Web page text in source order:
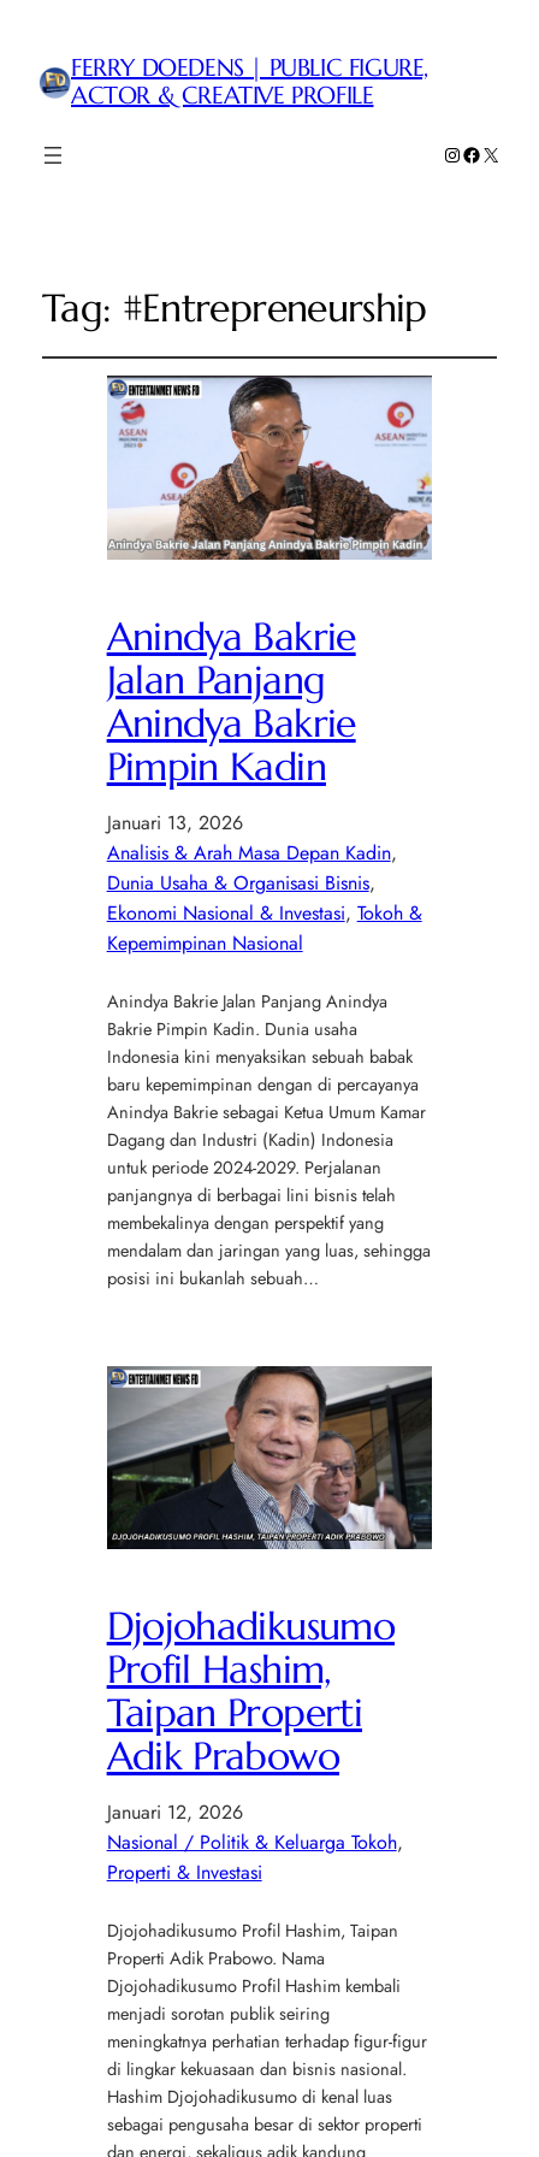
FERRY DOEDENS | PUBLIC FIGURE,
ACTOR & CREATIVE PROFILE
Instagram
Facebook
X
Tag: #Entrepreneurship
Anindya Bakrie
Jalan Panjang
Anindya Bakrie
Pimpin Kadin
Januari 13, 2026
Analisis & Arah Masa Depan Kadin
Dunia Usaha & Organisasi Bisnis
Ekonomi Nasional & Investasi, Tokoh &
Kepemimpinan Nasional
Anindya Bakrie Jalan Panjang Anindya
Bakrie Pimpin Kadin. Dunia usaha
Indonesia kini menyaksikan sebuah babak
baru kepemimpinan dengan di percayanya
Anindya Bakrie sebagai Ketua Umum Kamar
Dagang dan Industri (Kadin) Indonesia
untuk periode 2024-2029. Perjalanan
panjangnya di berbagai lini bisnis telah
membekalinya dengan perspektif yang
mendalam dan jaringan yang luas, sehingga
posisi ini bukanlah sebuah…
Djojohadikusumo
Profil Hashim,
Taipan Properti
Adik Prabowo
Januari 12, 2026
Nasional / Politik & Keluarga Tokoh
Properti & Investasi
Djojohadikusumo Profil Hashim, Taipan
Properti Adik Prabowo. Nama
Djojohadikusumo Profil Hashim kembali
menjadi sorotan publik seiring
meningkatnya perhatian terhadap figur-figur
di lingkar kekuasaan dan bisnis nasional.
Hashim Djojohadikusumo di kenal luas
sebagai pengusaha besar di sektor properti